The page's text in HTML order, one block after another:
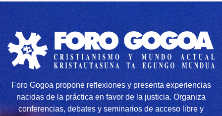
Foro Gogoa propone reflexiones y presenta experiencias
nacidas de la práctica en favor de la justicia. Organiza
conferencias, debates y seminarios de acceso libre y